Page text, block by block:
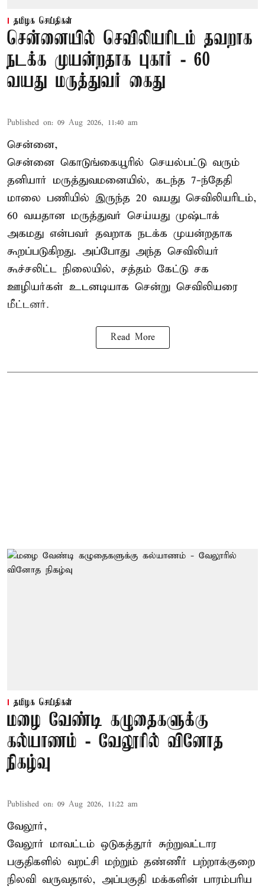
தமிழக செய்திகள்
சென்னையில் செவிலியரிடம் தவறாக
நடக்க முயன்றதாக புகார் - 60
வயது மருத்துவர் கைது
Published on: 09 Aug 2026, 11:40 am
சென்னை,
சென்னை கொடுங்கையூரில் செயல்பட்டு வரும்
தனியார் மருத்துவமனையில், கடந்த 7-ந்தேதி
மாலை பணியில் இருந்த 20 வயது செவிலியரிடம்,
60 வயதான மருத்துவர் செய்யது முஷ்டாக்
அகமது என்பவர் தவறாக நடக்க முயன்றதாக
கூறப்படுகிறது. அப்போது அந்த செவிலியர்
கூச்சலிட்ட நிலையில், சத்தம் கேட்டு சக
ஊழியர்கள் உடனடியாக சென்று செவிலியரை
மீட்டனர்.
Read More
தமிழக செய்திகள்
மழை வேண்டி கழுதைகளுக்கு
கல்யாணம் - வேலூரில் வினோத
நிகழ்வு
Published on: 09 Aug 2026, 11:22 am
வேலூர்,
வேலூர் மாவட்டம் ஒடுகத்தூர் சுற்றுவட்டார
பகுதிகளில் வறட்சி மற்றும் தண்ணீர் பற்றாக்குறை
நிலவி வருவதால், அப்பகுதி மக்களின் பாரம்பரிய